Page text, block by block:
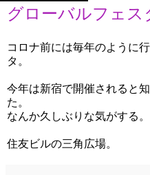
グローバルフェス
コロナ前には毎年のように
タ。
今年は新宿で開催されると
た。
なんか久しぶりな気がする。
住友ビルの三角広場。